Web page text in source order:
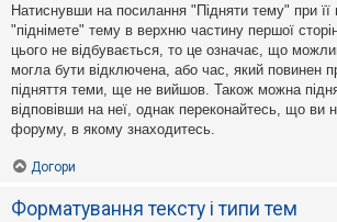
Натиснувши на посилання "Підняти тему" при її
"піднімете" тему в верхню частину першої
цього не відбувається, то це означає, що
могла бути відключена, або час, який повинен
підняття теми, ще не вийшов. Також можна
відповівши на неї, однак переконайтесь, що ви
форуму, в якому знаходитесь.
Догори
Форматування тексту і типи тем